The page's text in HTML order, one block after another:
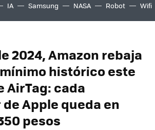
IA Samsung NASA Robot Wifi
2024, Amazon rebaja
histórico este
AirTag: cada
Apple queda en
pesos